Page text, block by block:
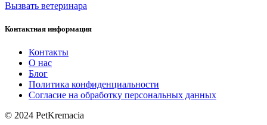
Вызвать ветеринара
Контактная информация
Контакты
О нас
Блог
Политика конфиденциальности
Согласие на обработку персональных данных
© 2024 PetKremacia